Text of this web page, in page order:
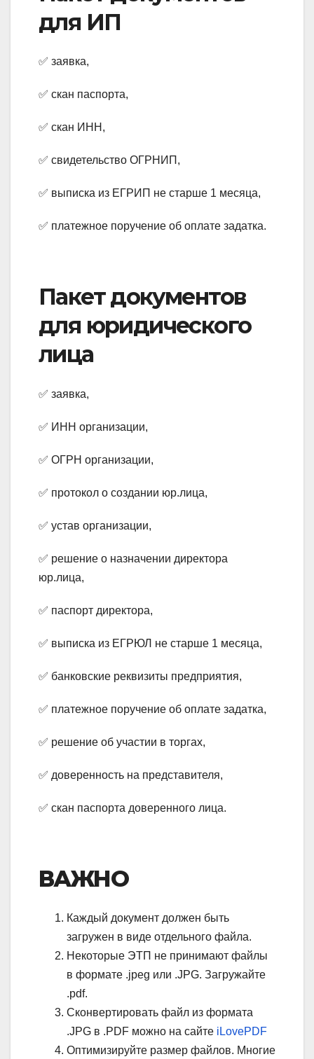
для ИП
✅ заявка,
✅ скан паспорта,
✅ скан ИНН,
✅ свидетельство ОГРНИП,
✅ выписка из ЕГРИП не старше 1 месяца,
✅ платежное поручение об оплате задатка.
Пакет документов
для юридического
лица
✅ заявка,
✅ ИНН организации,
✅ ОГРН организации,
✅ протокол о создании юр.лица,
✅ устав организации,
✅ решение о назначении директора
юр.лица,
✅ паспорт директора,
✅ выписка из ЕГРЮЛ не старше 1 месяца,
✅ банковские реквизиты предприятия,
✅ платежное поручение об оплате задатка,
✅ решение об участии в торгах,
✅ доверенность на представителя,
✅ скан паспорта доверенного лица.
ВАЖНО
Каждый документ должен быть
загружен в виде отдельного файла.
Некоторые ЭТП не принимают файлы
в формате .jpeg или .JPG. Загружайте
.pdf.
Сконвертировать файл из формата
.JPG в .PDF можно на сайте iLovePDF
Оптимизируйте размер файлов. Многие